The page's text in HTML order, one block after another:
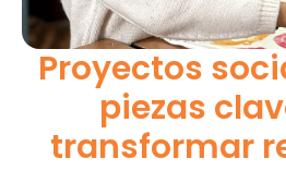
Proyectos
piezas
transformar